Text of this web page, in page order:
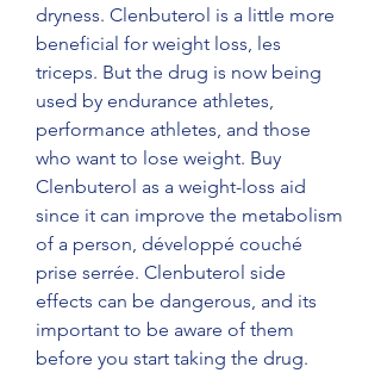
dryness. Clenbuterol is a little more
beneficial for weight loss, les
triceps. But the drug is now being
used by endurance athletes,
performance athletes, and those
who want to lose weight. Buy
Clenbuterol as a weight-loss aid
since it can improve the metabolism
of a person, développé couché
prise serrée. Clenbuterol side
effects can be dangerous, and its
important to be aware of them
before you start taking the drug.